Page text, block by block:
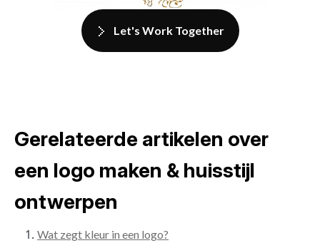
Let's Work Together
Gerelateerde artikelen over
een logo maken & huisstijl
ontwerpen
Wat zegt kleur in een logo?